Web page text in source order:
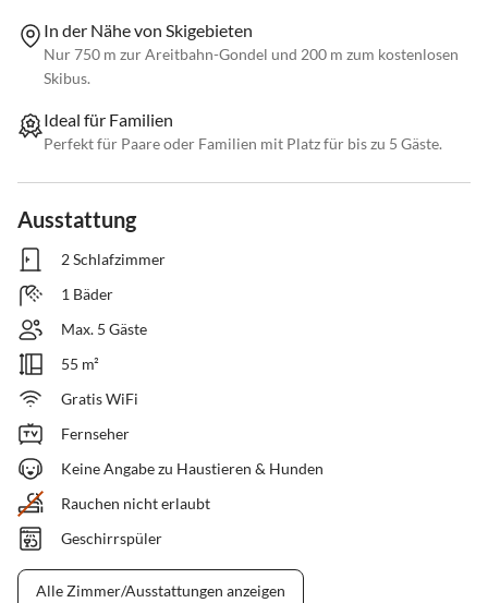
In der Nähe von Skigebieten
Nur 750 m zur Areitbahn-Gondel und 200 m zum kostenlosen
Skibus.
Ideal für Familien
Perfekt für Paare oder Familien mit Platz für bis zu 5 Gäste.
Ausstattung
2 Schlafzimmer
1 Bäder
Max. 5 Gäste
55 m²
Gratis WiFi
Fernseher
Keine Angabe zu Haustieren & Hunden
Rauchen nicht erlaubt
Geschirrspüler
Alle Zimmer/Ausstattungen anzeigen